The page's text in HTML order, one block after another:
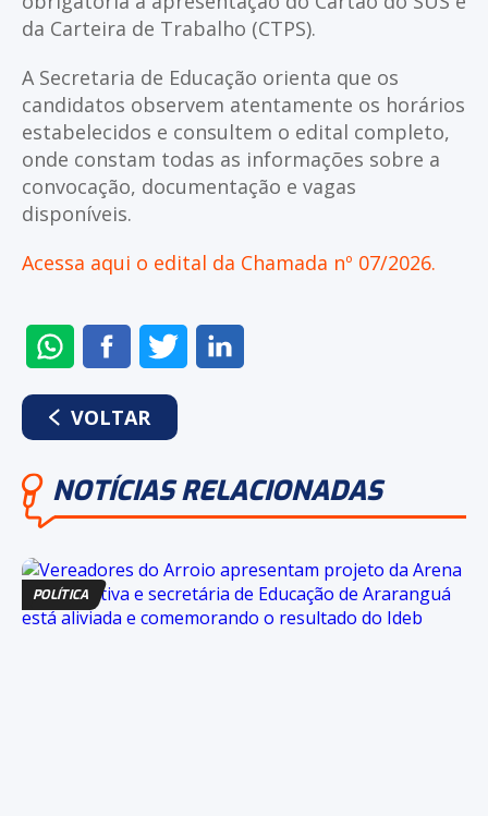
da Carteira de Trabalho (CTPS).
A Secretaria de Educação orienta que os
candidatos observem atentamente os horários
estabelecidos e consultem o edital completo,
onde constam todas as informações sobre a
convocação, documentação e vagas
disponíveis.
Acessa aqui o edital da Chamada nº 07/2026.
ENVIAR
NO
WHATSAPP
COMPARTILHAR
NO
FACEBOOK
COMPARTILHAR
NO
VOLTAR
NOTÍCIAS RELACIONADAS
POLÍTICA